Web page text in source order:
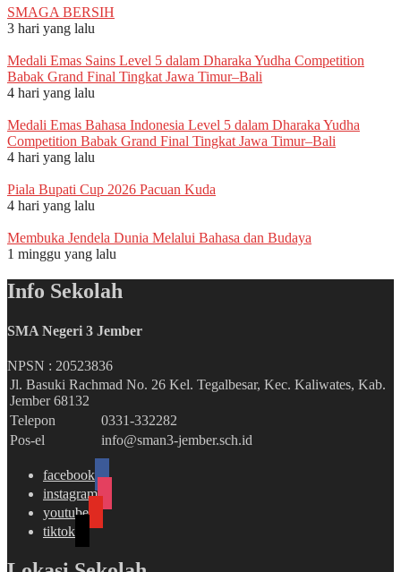
SMAGA BERSIH
3 hari yang lalu
Medali Emas Sains Level 5 dalam Dharaka Yudha Competition
Babak Grand Final Tingkat Jawa Timur–Bali
4 hari yang lalu
Medali Emas Bahasa Indonesia Level 5 dalam Dharaka Yudha
Competition Babak Grand Final Tingkat Jawa Timur–Bali
4 hari yang lalu
Piala Bupati Cup 2026 Pacuan Kuda
4 hari yang lalu
Membuka Jendela Dunia Melalui Bahasa dan Budaya
1 minggu yang lalu
Info Sekolah
SMA Negeri 3 Jember
NPSN : 20523836
Jl. Basuki Rachmad No. 26 Kel. Tegalbesar, Kec. Kaliwates, Kab.
Jember 68132
Telepon
0331-332282
Pos-el
info@sman3-jember.sch.id
facebook
instagram
youtube
tiktok